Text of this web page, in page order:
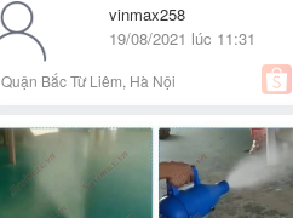
vinmax258
19/08/2021 lúc 11:31
Quận Bắc Từ Liêm, Hà Nội